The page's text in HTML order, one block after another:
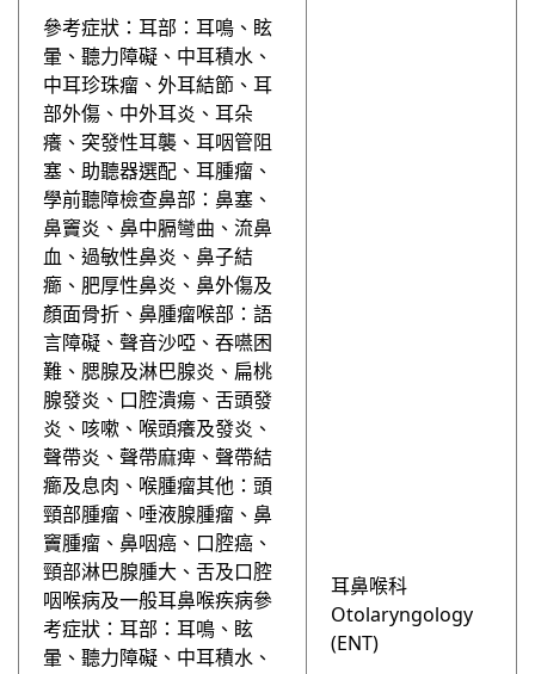
參考症狀：耳部：耳鳴、眩
暈、聽力障礙、中耳積水、
中耳珍珠瘤、外耳結節、耳
部外傷、中外耳炎、耳朵
癢、突發性耳襲、耳咽管阻
塞、助聽器選配、耳腫瘤、
學前聽障檢查鼻部：鼻塞、
鼻竇炎、鼻中膈彎曲、流鼻
血、過敏性鼻炎、鼻子結
癤、肥厚性鼻炎、鼻外傷及
顏面骨折、鼻腫瘤喉部：語
言障礙、聲音沙啞、吞嚥困
難、腮腺及淋巴腺炎、扁桃
腺發炎、口腔潰瘍、舌頭發
炎、咳嗽、喉頭癢及發炎、
聲帶炎、聲帶麻痺、聲帶結
癤及息肉、喉腫瘤其他：頭
頸部腫瘤、唾液腺腫瘤、鼻
竇腫瘤、鼻咽癌、口腔癌、
頸部淋巴腺腫⼤、舌及口腔
咽喉病及⼀般耳鼻喉疾病參
考症狀：耳部：耳鳴、眩
暈、聽力障礙、中耳積水、
耳鼻喉科
Otolaryngology
(ENT)